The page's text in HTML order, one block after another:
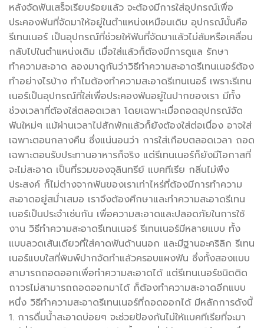
หลังจัดฟันเสร็จเรียบร้อยแล้ว จะต้องมีการใส่อุปกรณ์เพื่อ
ประคองฟันที่จัดมาให้อยู่ในตำแหน่งเหมือนเดิม อุปกรณ์นั้นคือ
รีเทนเนอร์ เป็นอุปกรณ์ที่ช่วยให้ฟันที่จัดมาแล้วไม่ล้มหรือเคลื่อน
กลับไปในตำแหน่งเดิม เมื่อใส่แล้วก็ต้องมีการดูแล รักษา
ทำความสะอาด ลองมาดูกันว่าวิธีทำความสะอาดรีเทนเนอร์ต้อง
ทำอย่างไรบ้าง ทำไมต้องทำความสะอาดรีเทนเนอร์ เพราะรีเทน
เนอร์เป็นอุปกรณ์ที่ใส่เพื่อประคองฟันอยู่ในปากของเรา มีทั้ง
ช่วงเวลาที่ต้องใส่ตลอดเวลา โดยเฉพาะเมื่อถอดอุปกรณ์จัด
ฟันใหม่ๆ แม้ผ่านเวลาไปสักพักแล้วก็ยังต้องใส่ต่อเนื่อง อาจใส่
เฉพาะตอนกลางคืน ซึ่งแน่นอนว่า การใส่เกือบตลอดเวลา ถอด
เฉพาะตอนรับประทานอาหารก็จริง แต่รีเทนเนอร์ก็ยังมีโอกาสที่
จะไม่สะอาด เป็นที่รวมของจุลินทรีย์ แบคทีเรีย กลิ่นไม่พึง
ประสงค์ ก็ไม่ต่างจากฟันของเราเท่าไหร่ที่ต้องมีการทำความ
สะอาดอยู่สม่ำเสมอ เราจึงต้องศึกษาและทำความสะอาดรีเทน
เนอร์เป็นประจำเช่นกัน เพื่อความสะอาดและปลอดภัยในการใช้
งาน วิธีทำความสะอาดรีเทนเนอร์ รีเทนเนอร์มีหลายแบบ ทั้ง
แบบลวดเส้นเดียวที่ใส่คาดฟันด้านนอก และมีฐานอะคริลิก รีเทน
เนอร์แบบใสที่พิมพ์ปากจัดทำแล้วครอบแผงฟัน ซึ่งทั้งสองแบบ
สามารถถอดออกเพื่อทำความสะอาดได้ แต่รีเทนเนอร์ชนิดติด
ถาวรไม่สามารถถอดออกมาได้ ก็ต้องทำความสะอาดอีกแบบ
หนึ่ง วิธีทำความสะอาดรีเทนเนอร์ที่ถอดออกได้ มีหลักการดังนี้
1. การดื่มน้ำสะอาดบ่อยๆ จะช่วยป้องกันไม่ให้แบคทีเรียที่จะมา